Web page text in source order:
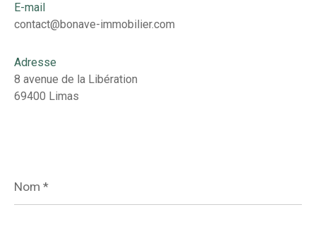
E-mail
contact@bonave-immobilier.com
Adresse
8 avenue de la Libération
69400 Limas
*